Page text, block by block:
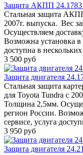
Защита АКПП 24.1783
Стальная защита
2007г. выпуска. Вес
Осуществляем
Возможна установка в
доступна в
3 500 руб
Защита двигателя
Стальная защита
для Toyota Tundra с
Толщина 2,5мм.
регион России.
сервисе, услуга
3 950 руб
Защита двигателя